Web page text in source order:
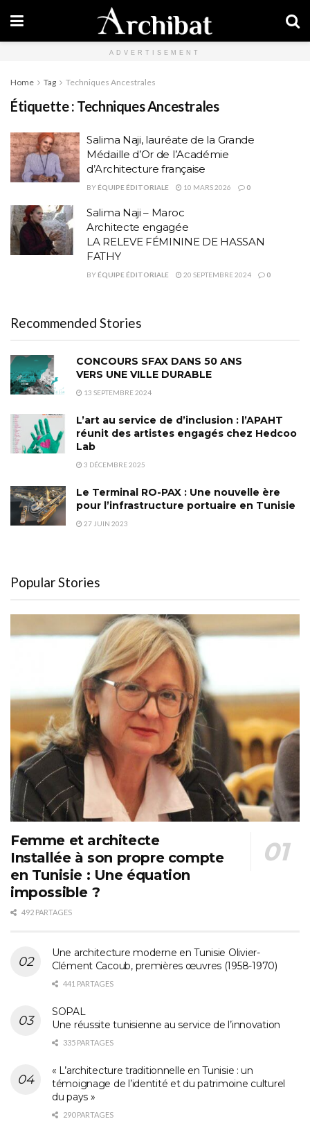
ADVERTISEMENT
Home Tag Techniques Ancestrales
Étiquette : Techniques Ancestrales
Salima Naji, lauréate de la Grande
Médaille d’Or de l’Académie
d’Architecture française
BY ÉQUIPE ÉDITORIALE 10 MARS 2026 0
Salima Naji – Maroc
Architecte engagée
LA RELEVE FÉMININE DE HASSAN
FATHY
BY ÉQUIPE ÉDITORIALE 20 SEPTEMBRE 2024 0
Recommended Stories
CONCOURS SFAX DANS 50 ANS
VERS UNE VILLE DURABLE
13 SEPTEMBRE 2024
L’art au service de d’inclusion : l’APAHT
réunit des artistes engagés chez Hedcoo
Lab
3 DÉCEMBRE 2025
Le Terminal RO-PAX : Une nouvelle ère
pour l’infrastructure portuaire en Tunisie
27 JUIN 2023
Popular Stories
Femme et architecte
Installée à son propre compte
en Tunisie : Une équation
impossible ?
492 PARTAGES
Une architecture moderne en Tunisie Olivier-
Clément Cacoub, premières œuvres (1958-1970)
441 PARTAGES
SOPAL
Une réussite tunisienne au service de l’innovation
335 PARTAGES
« L’architecture traditionnelle en Tunisie : un
témoignage de l’identité et du patrimoine culturel
du pays »
290 PARTAGES